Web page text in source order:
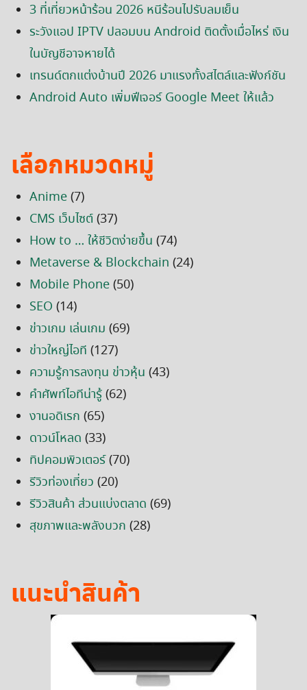
3 ที่เที่ยวหน้าร้อน 2026 หนีร้อนไปรับลมเย็น
ระวังแอป IPTV ปลอมบน Android ติดตั้งเมื่อไหร่ เงิน
ในบัญชีอาจหายได้
เทรนด์ตกแต่งบ้านปี 2026 มาแรงทั้งสไตล์และฟังก์ชัน
Android Auto เพิ่มฟีเจอร์ Google Meet ให้แล้ว
เลือกหมวดหมู่
Anime(7)
CMS เว็บไซต์(37)
How to … ให้ชีวิตง่ายขึ้น (74)
Metaverse & Blockchain (24)
Mobile Phone(50)
SEO (14)
ข่าวเกม เล่นเกม (69)
ข่าวใหญ่ไอที (127)
ความรู้การลงทุน ข่าวหุ้น (43)
คำศัพท์ไอทีน่ารู้(62)
งานอดิเรก (65)
ดาวน์โหลด (33)
ทิปคอมพิวเตอร์(70)
รีวิวท่องเที่ยว (20)
รีวิวสินค้า ส่วนแบ่งตลาด (69)
สุขภาพและพลังบวก (28)
แนะนำสินค้า